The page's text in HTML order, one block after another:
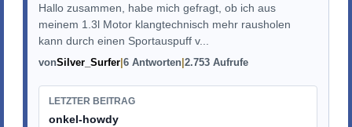
Hallo zusammen, habe mich gefragt, ob ich aus
meinem 1.3l Motor klangtechnisch mehr rausholen
kann durch einen Sportauspuff v...
vonSilver_Surfer 6 Antworten 2.753 Aufrufe
LETZTER BEITRAG
onkel-howdy